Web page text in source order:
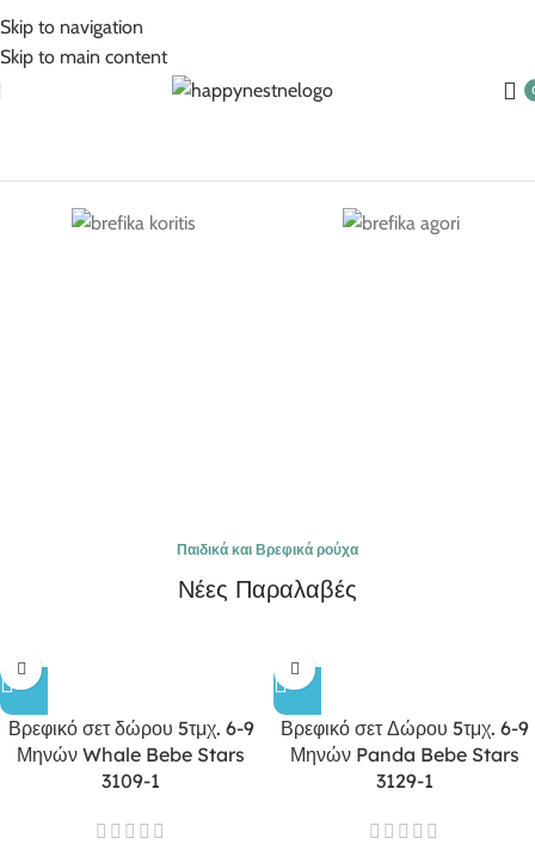
Skip to navigation
Skip to main content
Παιδικά και Βρεφικά ρούχα
Νέες Παραλαβές
Βρεφικό σετ δώρου 5τμχ. 6-9
Μηνών Whale Bebe Stars
3109-1
Βρεφικό σετ Δώρου 5τμχ. 6-9
Μηνών Panda Bebe Stars
3129-1
5% Επιπλέον έκπτωση για πληρωμές με κάρτα!